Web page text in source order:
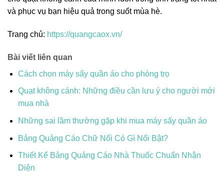
và phục vụ bạn hiệu quả trong suốt mùa hè.
Trang chủ: https://quangcaox.vn/
Bài viết liên quan
Cách chọn máy sấy quần áo cho phòng trọ
Quạt không cánh: Những điều cần lưu ý cho người mới
mua nhà
Những sai lầm thường gặp khi mua máy sấy quần áo
Bảng Quảng Cáo Chữ Nổi Có Gì Nổi Bật?
Thiết Kế Bảng Quảng Cáo Nhà Thuốc Chuẩn Nhận
Diện